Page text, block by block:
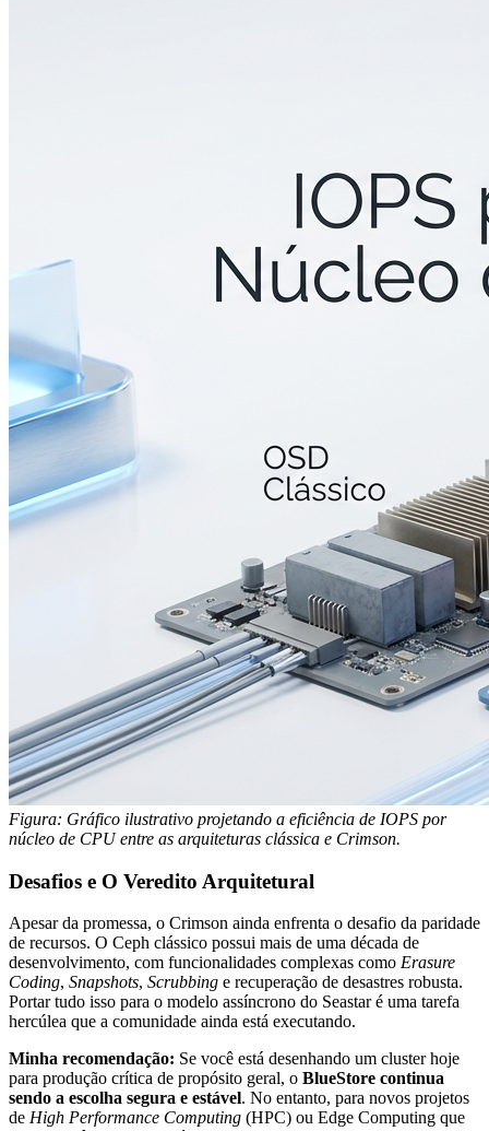
Figura: Gráfico ilustrativo projetando a eficiência de IOPS por
núcleo de CPU entre as arquiteturas clássica e Crimson.
Desafios e O Veredito Arquitetural
Apesar da promessa, o Crimson ainda enfrenta o desafio da paridade
de recursos. O Ceph clássico possui mais de uma década de
desenvolvimento, com funcionalidades complexas como Erasure
Coding, Snapshots, Scrubbing e recuperação de desastres robusta.
Portar tudo isso para o modelo assíncrono do Seastar é uma tarefa
hercúlea que a comunidade ainda está executando.
Minha recomendação: Se você está desenhando um cluster hoje
para produção crítica de propósito geral, o BlueStore continua
sendo a escolha segura e estável. No entanto, para novos projetos
de High Performance Computing (HPC) ou Edge Computing que